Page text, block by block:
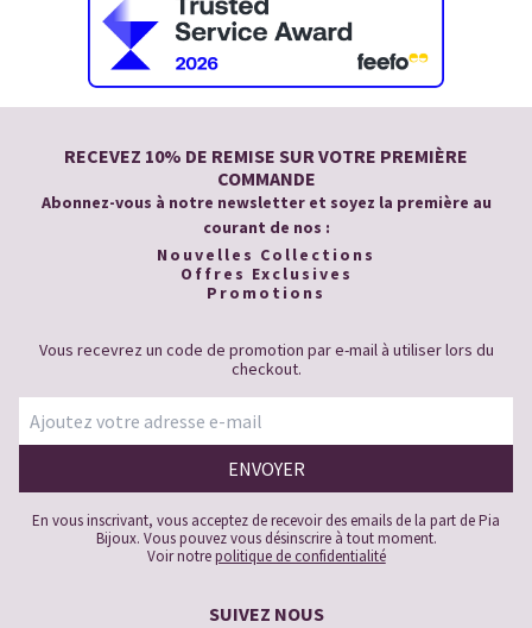
RECEVEZ 10% DE REMISE SUR VOTRE PREMIÈRE
COMMANDE
Abonnez-vous à notre newsletter et soyez la première au
courant de nos :
Nouvelles Collections
Offres Exclusives
Promotions
Vous recevrez un code de promotion par e-mail à utiliser lors du
checkout.
En vous inscrivant, vous acceptez de recevoir des emails de la part de Pia
Bijoux. Vous pouvez vous désinscrire à tout moment.
Voir notrepolitique de confidentialité
SUIVEZ NOUS